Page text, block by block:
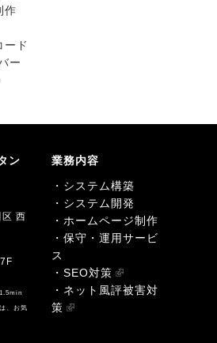
作
ード
ー
ン
西
、お気
業務内容
・システム構築
・システム開発
・ホームページ制作
・保守・運用サービ
ス
・SEO対策
・ネット風評被害対
策